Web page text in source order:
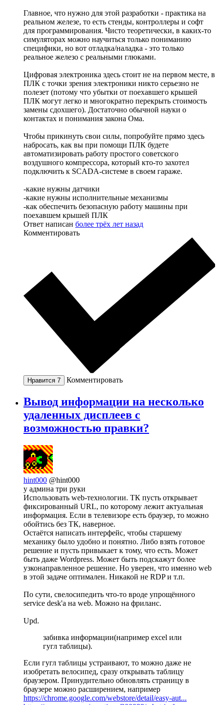
Главное, что нужно для этой разработки - практика на
реальном железе, то есть стенды, контроллеры и софт
для программирования. Чисто теоретически, в каких-то
симуляторах можно научиться только пониманию
специфики, но вот отладка/наладка - это только
реальное железо с реальными глюками.
Цифровая электроника здесь стоит не на первом месте, в
ПЛК с точки зрения электроники никто серьезно не
полезет (потому что убытки от поехавшего крышей
ПЛК могут легко и многократно перекрыть стоимость
замены сдохшего). Достаточно обычной науки о
контактах и понимания закона Ома.
Чтобы прикинуть свои силы, попробуйте прямо здесь
набросать, как вы при помощи ПЛК будете
автоматизировать работу простого советского
воздушного компрессора, который кто-то захотел
подключить к SCADA-системе в своем гараже.
-какие нужны датчики
-какие нужны исполнительные механизмы
-как обеспечить безопасную работу машины при
поехавшем крышей ПЛК
Ответ написан более трёх лет назад
Комментировать
Нравится 7 Комментировать
Вывод информации на несколько
удаленных дисплеев с
возможностью правки?
hint000 @hint000
у админа три руки
Использовать web-технологии. ТК пусть открывает
фиксированный URL, по которому лежит актуальная
информация. Если в телевизоре есть браузер, то можно
обойтись без ТК, наверное.
Остаётся написать интерфейс, чтобы старшему
механику было удобно и понятно. Либо взять готовое
решение и пусть привыкает к тому, что есть. Может
быть даже Wordpress. Может быть подскажут более
узконаправленное решение. Но уверен, что именно web
в этой задаче оптимален. Никакой не RDP и т.п.
По сути, свелосипедить что-то вроде упрощённого
service desk'а на web. Можно на фриланс.
Upd.
забивка информации(например excel или
гугл таблицы).
Если гугл таблицы устраивают, то можно даже не
изобретать велосипед, сразу открывать таблицу
браузером. Принудительно обновлять страницу в
браузере можно расширением, например
https://chrome.google.com/webstore/detail/easy-aut...